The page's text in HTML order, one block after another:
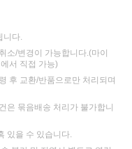
니다.
소/변경이 가능합니다.(마이
서 직접 가능)
후 교환/반품으로만 처리되며
은 묶음배송 처리가 불가합니
있을 수 있습니다.